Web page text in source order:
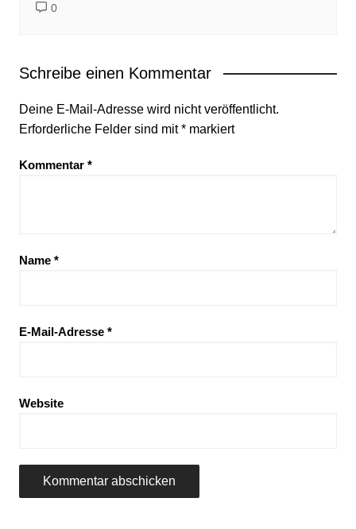
0
Schreibe einen Kommentar
Deine E-Mail-Adresse wird nicht veröffentlicht.
Erforderliche Felder sind mit*markiert
Kommentar *
Name *
E-Mail-Adresse *
Website